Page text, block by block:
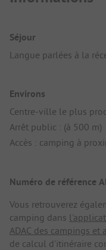
Séjour
Langue parlées à la
Environs
Centre-ville le plus
Arrêt public : (à 500 m)
Accès : camping à
Numéro de référence
Vous retrouverez
camping dans
ADAC des campings et
de calcul d'itinéraire